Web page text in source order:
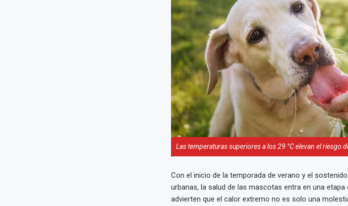
Las temperaturas superiores a los 29 °C elevan el riesgo
Con el inicio de la temporada de verano y el
urbanas, la salud de las mascotas entra en una etapa
advierten que el calor extremo no es solo una